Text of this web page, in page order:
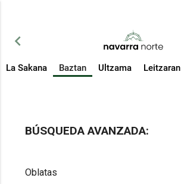
chevron_left
La Sakana Baztan Ultzama Leitzaran
BÚSQUEDA AVANZADA: